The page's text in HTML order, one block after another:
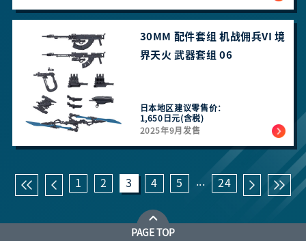
30MM 配件套组 机战佣兵VI 境
界天火 武器套组 06
日本地区建议零售价：
1,650日元(含税)
2025年9月发售
1 2 3 4 5 ... 24
PAGE TOP